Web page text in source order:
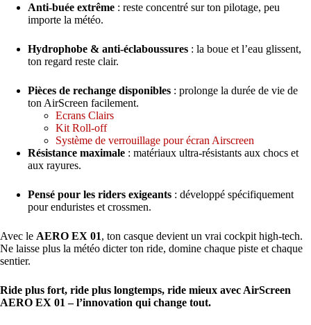
Anti-buée extrême : reste concentré sur ton pilotage, peu
importe la météo.
Hydrophobe & anti-éclaboussures : la boue et l’eau glissent,
ton regard reste clair.
Pièces de rechange disponibles : prolonge la durée de vie de
ton AirScreen facilement.
Ecrans Clairs
Kit Roll-off
Système de verrouillage pour écran Airscreen
Résistance maximale : matériaux ultra-résistants aux chocs et
aux rayures.
Pensé pour les riders exigeants : développé spécifiquement
pour enduristes et crossmen.
Avec le AERO EX 01, ton casque devient un vrai cockpit high-tech.
Ne laisse plus la météo dicter ton ride, domine chaque piste et chaque
sentier.
Ride plus fort, ride plus longtemps, ride mieux avec AirScreen
AERO EX 01 – l’innovation qui change tout.